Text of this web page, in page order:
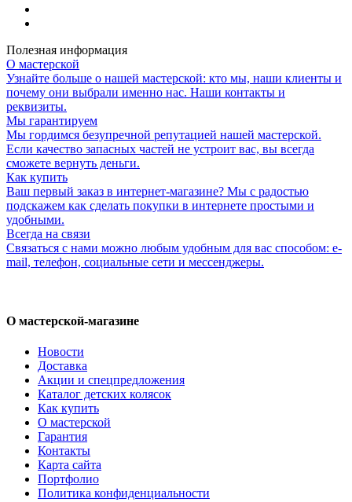
Полезная информация
О мастерской
Узнайте больше о нашей мастерской: кто мы, наши клиенты и
почему они выбрали именно нас. Наши контакты и
реквизиты.
Мы гарантируем
Мы гордимся безупречной репутацией нашей мастерской.
Если качество запасных частей не устроит вас, вы всегда
сможете вернуть деньги.
Как купить
Ваш первый заказ в интернет-магазине? Мы с радостью
подскажем как сделать покупки в интернете простыми и
удобными.
Всегда на связи
Связаться с нами можно любым удобным для вас способом: e-
mail, телефон, социальные сети и мессенджеры.
О мастерской-магазине
Новости
Доставка
Акции и спецпредложения
Каталог детских колясок
Как купить
О мастерской
Гарантия
Контакты
Карта сайта
Портфолио
Политика конфиденциальности